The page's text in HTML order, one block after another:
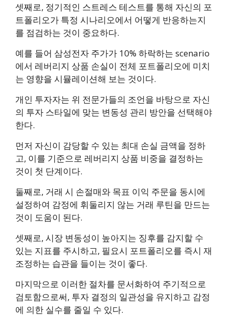
셋째로, 정기적인 스트레스 테스트를 통해 자신의 포
트폴리오가 특정 시나리오에서 어떻게 반응하는지
를 점검하는 것이 중요하다.
예를 들어 삼성전자 주가가 10% 하락하는 scenario
에서 레버리지 상품 손실이 전체 포트폴리오에 미치
는 영향을 시뮬레이션해 보는 것이다.
개인 투자자는 위 전문가들의 조언을 바탕으로 자신
의 투자 스타일에 맞는 변동성 관리 방안을 선택해야
한다.
먼저 자신이 감당할 수 있는 최대 손실 금액을 정하
고, 이를 기준으로 레버리지 상품 비중을 결정하는
것이 첫 단계이다.
둘째로, 거래 시 손절매와 목표 이익 주문을 동시에
설정하여 감정에 휘둘리지 않는 거래 루틴을 만드는
것이 도움이 된다.
셋째로, 시장 변동성이 높아지는 징후를 감지할 수
있는 지표를 주시하고, 필요시 포트폴리오를 즉시 재
조정하는 습관을 들이는 것이 좋다.
마지막으로 이러한 절차를 문서화하여 주기적으로
검토함으로써, 투자 결정의 일관성을 유지하고 감정
에 의한 실수를 줄일 수 있다.